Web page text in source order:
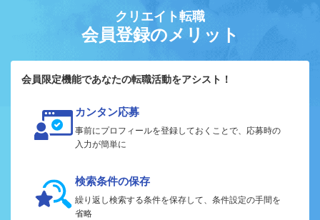
クリエイト転職
会員登録のメリット
会員限定機能であなたの転職活動をアシスト！
カンタン応募
事前にプロフィールを登録しておくことで、応募時の
入力が簡単に
検索条件の保存
繰り返し検索する条件を保存して、条件設定の手間を
省略